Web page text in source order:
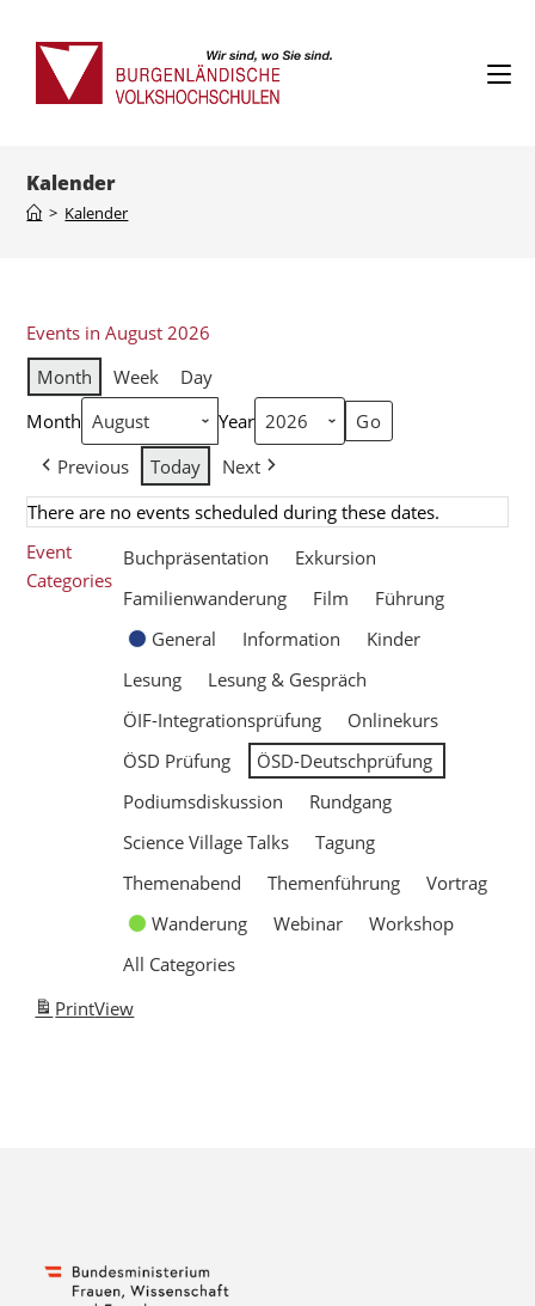
Kalender
> Kalender
Events in August 2026
Month
Week
Day
Month
Year
Previous
Today
Next
There are no events scheduled during these dates.
Event
Categories
Buchpräsentation
Exkursion
Familienwanderung
Film
Führung
General
Information
Kinder
Lesung
Lesung & Gespräch
ÖIF-Integrationsprüfung
Onlinekurs
ÖSD Prüfung
ÖSD-Deutschprüfung
Podiumsdiskussion
Rundgang
Science Village Talks
Tagung
Themenabend
Themenführung
Vortrag
Wanderung
Webinar
Workshop
All Categories
PrintView